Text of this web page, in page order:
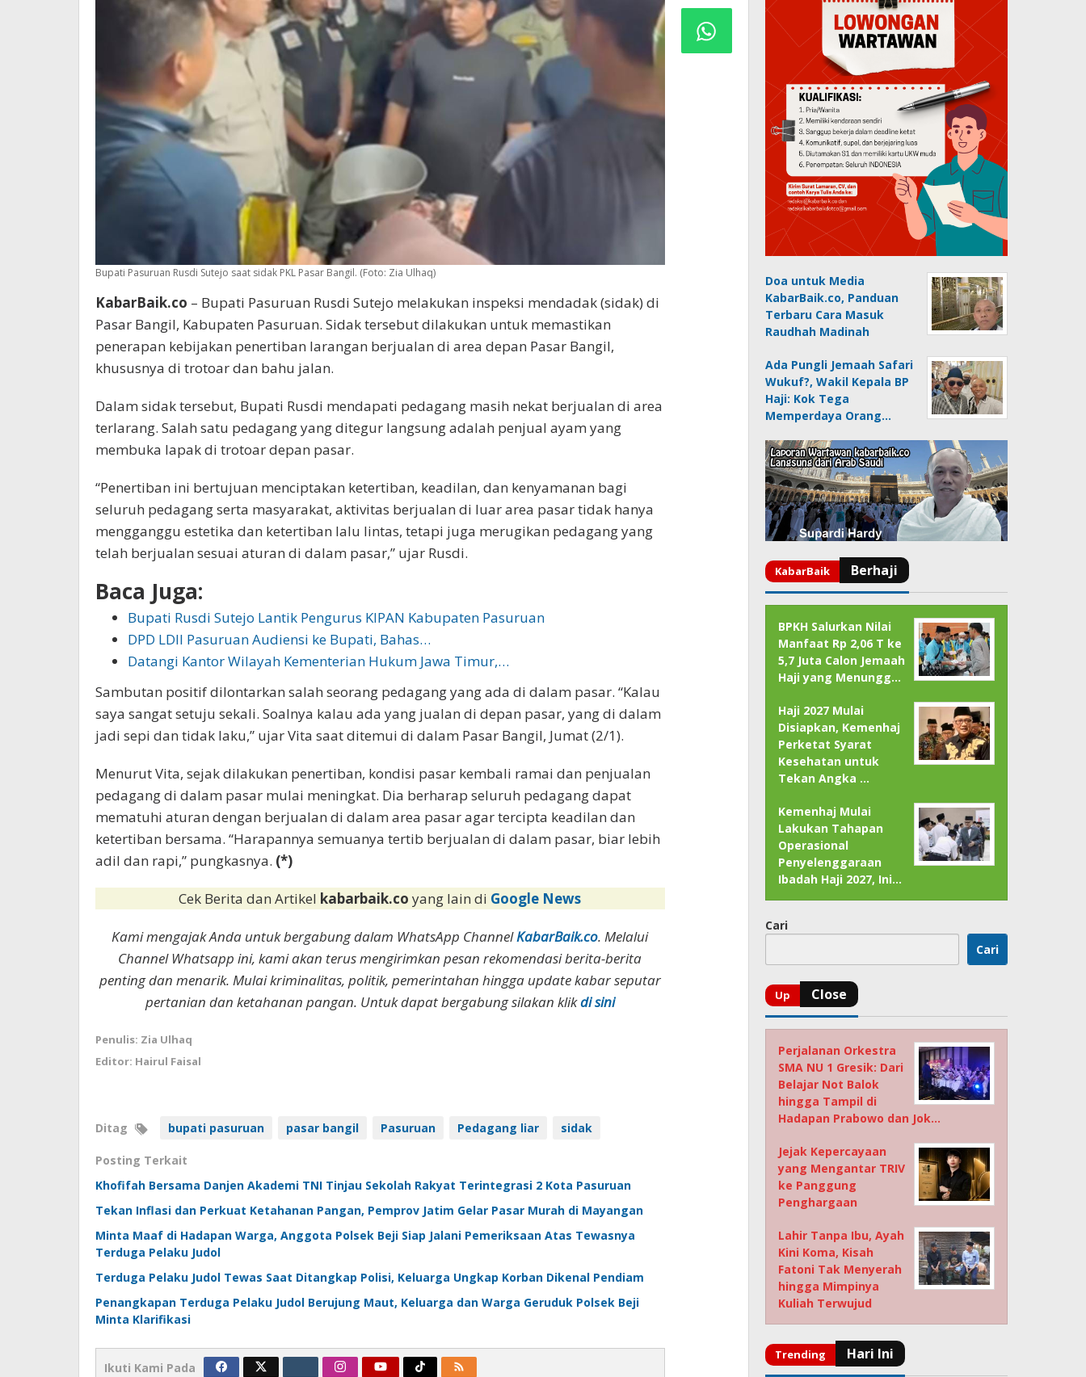
Bupati Pasuruan Rusdi Sutejo saat sidak PKL Pasar Bangil. (Foto: Zia Ulhaq)
KabarBaik.co – Bupati Pasuruan Rusdi Sutejo melakukan inspeksi mendadak (sidak) di
Pasar Bangil, Kabupaten Pasuruan. Sidak tersebut dilakukan untuk memastikan
penerapan kebijakan penertiban larangan berjualan di area depan Pasar Bangil,
khususnya di trotoar dan bahu jalan.
Dalam sidak tersebut, Bupati Rusdi mendapati pedagang masih nekat berjualan di area
terlarang. Salah satu pedagang yang ditegur langsung adalah penjual ayam yang
membuka lapak di trotoar depan pasar.
“Penertiban ini bertujuan menciptakan ketertiban, keadilan, dan kenyamanan bagi
seluruh pedagang serta masyarakat, aktivitas berjualan di luar area pasar tidak hanya
mengganggu estetika dan ketertiban lalu lintas, tetapi juga merugikan pedagang yang
telah berjualan sesuai aturan di dalam pasar,” ujar Rusdi.
Baca Juga:
Bupati Rusdi Sutejo Lantik Pengurus KIPAN Kabupaten Pasuruan
DPD LDII Pasuruan Audiensi ke Bupati, Bahas…
Datangi Kantor Wilayah Kementerian Hukum Jawa Timur,…
Sambutan positif dilontarkan salah seorang pedagang yang ada di dalam pasar. “Kalau
saya sangat setuju sekali. Soalnya kalau ada yang jualan di depan pasar, yang di dalam
jadi sepi dan tidak laku,” ujar Vita saat ditemui di dalam Pasar Bangil, Jumat (2/1).
Menurut Vita, sejak dilakukan penertiban, kondisi pasar kembali ramai dan penjualan
pedagang di dalam pasar mulai meningkat. Dia berharap seluruh pedagang dapat
mematuhi aturan dengan berjualan di dalam area pasar agar tercipta keadilan dan
ketertiban bersama. “Harapannya semuanya tertib berjualan di dalam pasar, biar lebih
adil dan rapi,” pungkasnya. (*)
Cek Berita dan Artikel kabarbaik.coyang lain di Google News
Kami mengajak Anda untuk bergabung dalam WhatsApp ChannelKabarBaik.co. Melalui
Channel Whatsapp ini, kami akan terus mengirimkan pesan rekomendasi berita-berita
penting dan menarik. Mulai kriminalitas, politik, pemerintahan hingga update kabar seputar
pertanian dan ketahanan pangan. Untuk dapat bergabung silakan klikdi sini
Penulis: Zia Ulhaq
Editor: Hairul Faisal
Ditag bupati pasuruan pasar bangil Pasuruan Pedagang liar sidak
Posting Terkait
Khofifah Bersama Danjen Akademi TNI Tinjau Sekolah Rakyat Terintegrasi 2 Kota Pasuruan
Tekan Inflasi dan Perkuat Ketahanan Pangan, Pemprov Jatim Gelar Pasar Murah di Mayangan
Minta Maaf di Hadapan Warga, Anggota Polsek Beji Siap Jalani Pemeriksaan Atas Tewasnya
Terduga Pelaku Judol
Terduga Pelaku Judol Tewas Saat Ditangkap Polisi, Keluarga Ungkap Korban Dikenal Pendiam
Penangkapan Terduga Pelaku Judol Berujung Maut, Keluarga dan Warga Geruduk Polsek Beji
Minta Klarifikasi
Ikuti Kami Pada
Doa untuk Media
KabarBaik.co, Panduan
Terbaru Cara Masuk
Raudhah Madinah
Ada Pungli Jemaah Safari
Wukuf?, Wakil Kepala BP
Haji: Kok Tega
Memperdaya Orang…
BPKH Salurkan Nilai
Manfaat Rp 2,06 T ke
5,7 Juta Calon Jemaah
Haji yang Menungg…
Haji 2027 Mulai
Disiapkan, Kemenhaj
Perketat Syarat
Kesehatan untuk
Tekan Angka …
Kemenhaj Mulai
Lakukan Tahapan
Operasional
Penyelenggaraan
Ibadah Haji 2027, Ini…
Cari
Cari
Perjalanan Orkestra
SMA NU 1 Gresik: Dari
Belajar Not Balok
hingga Tampil di
Hadapan Prabowo dan Jok…
Jejak Kepercayaan
yang Mengantar TRIV
ke Panggung
Penghargaan
Lahir Tanpa Ibu, Ayah
Kini Koma, Kisah
Fatoni Tak Menyerah
hingga Mimpinya
Kuliah Terwujud